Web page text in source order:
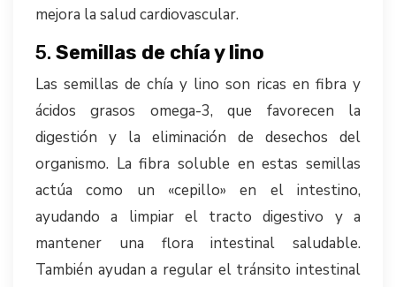
mejora la salud cardiovascular.
5. Semillas de chía y lino
Las semillas de chía y lino son ricas en fibra y
ácidos grasos omega-3, que favorecen la
digestión y la eliminación de desechos del
organismo. La fibra soluble en estas semillas
actúa como un «cepillo» en el intestino,
ayudando a limpiar el tracto digestivo y a
mantener una flora intestinal saludable.
También ayudan a regular el tránsito intestinal